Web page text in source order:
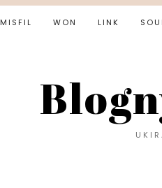
MISFIL WON LINK